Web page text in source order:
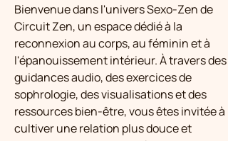
Bienvenue dans l'univers Sexo-Zen de
Circuit Zen, un espace dédié à la
reconnexion au corps, au féminin et à
l'épanouissement intérieur. À travers des
guidances audio, des exercices de
sophrologie, des visualisations et des
ressources bien-être, vous êtes invitée à
cultiver une relation plus douce et